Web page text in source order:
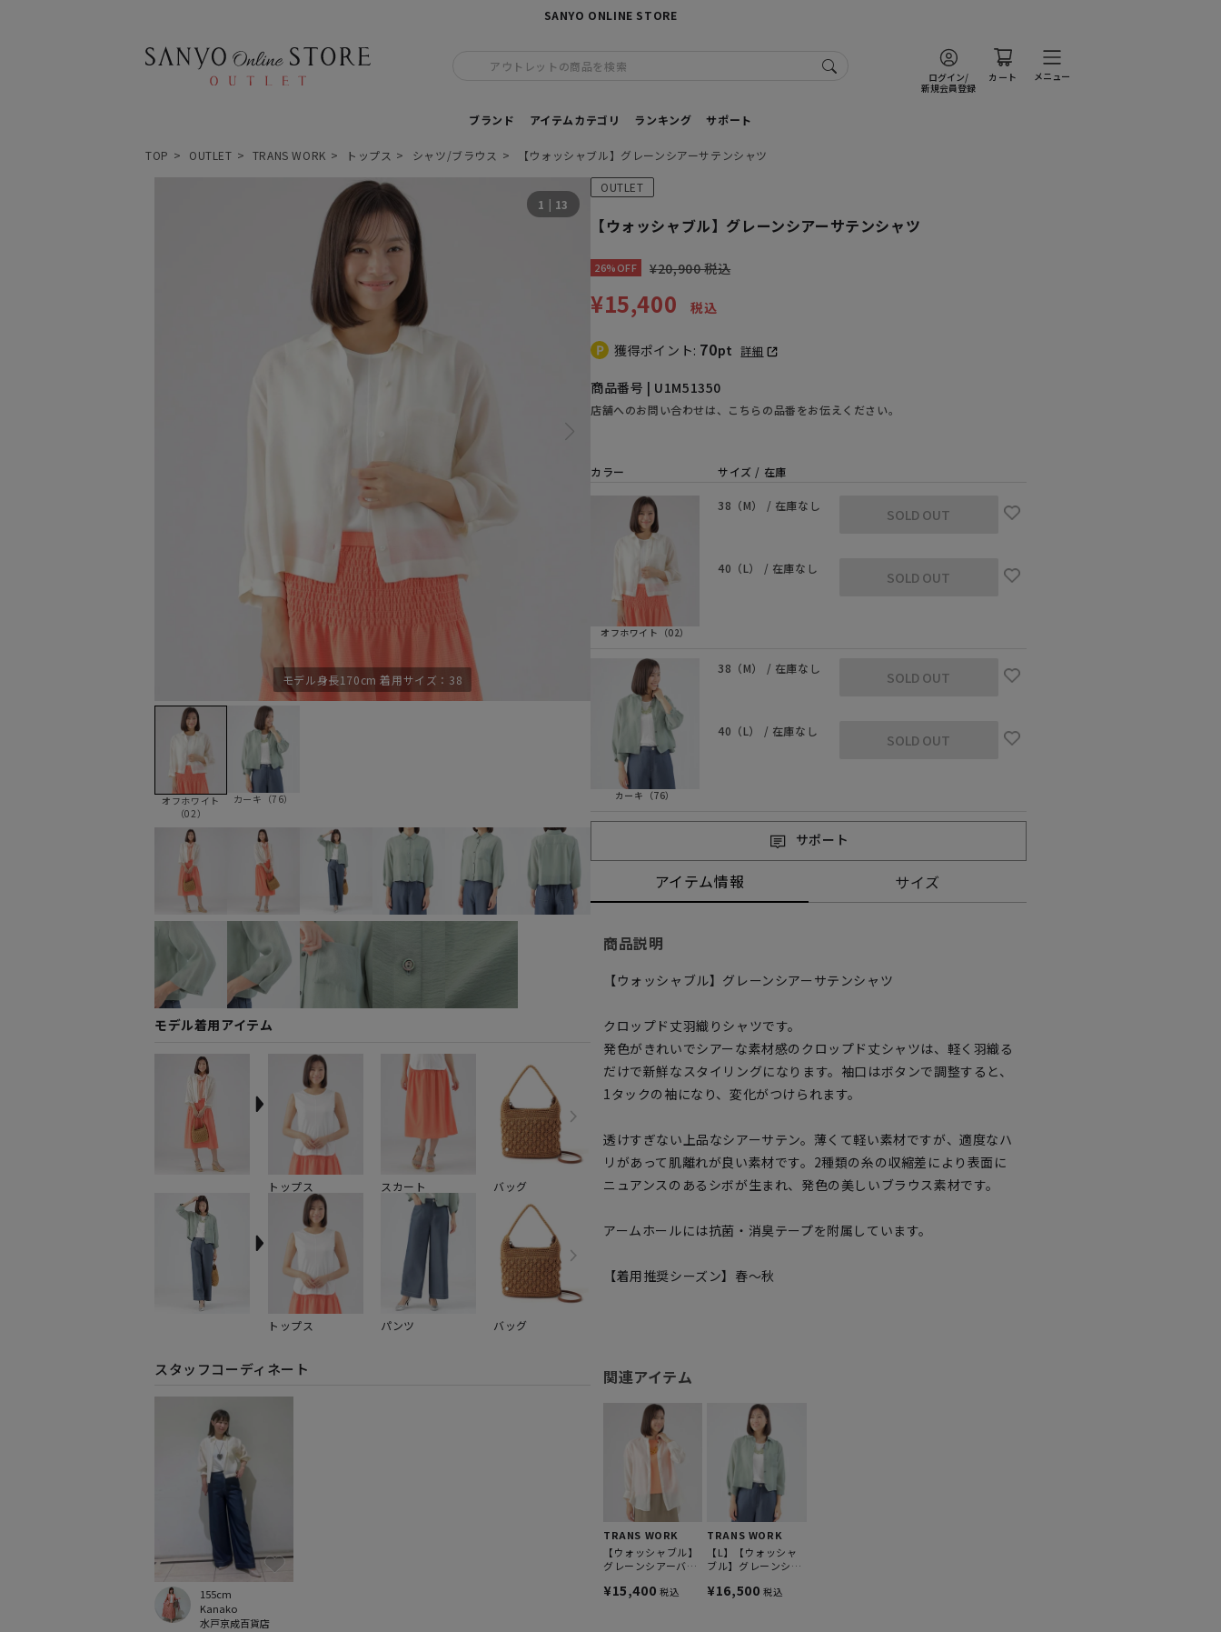
SANYO ONLINE STORE
アウトレットの商品を検索
ログイン/
新規会員登録
カート メニュー
ブランド アイテムカテゴリ ランキング サポート
TOP OUTLET TRANS WORK トップス シャツ/ブラウス 【ウォッシャブル】グレーンシアーサテンシャツ
モデル身長170cm 着用サイズ：38 モデル身長170cm 着用サイズ：38
1 | 13
オフホワイト
（02）
カーキ（76）
モデル着用アイテム
トップス スカート バッグ 雑貨
トップス パンツ バッグ
スタッフコーディネート
水戸京成百貨店
Kanako
155cm
OUTLET
【ウォッシャブル】グレーンシアーサテンシャツ
26%OFF ¥20,900 税込
¥15,400 税込
獲得ポイント: 70pt 詳細
商品番号 | U1M51350
店舗へのお問い合わせは、こちらの品番をお伝えください。
カラー サイズ / 在庫
オフホワイト（02）
38（M） / 在庫なし SOLD OUT
40（L） / 在庫なし SOLD OUT
カーキ（76）
38（M） / 在庫なし SOLD OUT
40（L） / 在庫なし SOLD OUT
サポート
アイテム情報 サイズ
商品説明
【ウォッシャブル】グレーンシアーサテンシャツ
クロップド丈羽織りシャツです。
発色がきれいでシアーな素材感のクロップド丈シャツは、軽く羽織る
だけで新鮮なスタイリングになります。袖口はボタンで調整すると、
1タックの袖になり、変化がつけられます。
透けすぎない上品なシアーサテン。薄くて軽い素材ですが、適度なハ
リがあって肌離れが良い素材です。2種類の糸の収縮差により表面に
ニュアンスのあるシボが生まれ、発色の美しいブラウス素材です。
アームホールには抗菌・消臭テープを附属しています。
【着用推奨シーズン】春～秋
関連アイテム
TRANS WORK
【ウォッシャブル】
グレーンシアーバン
¥15,400 税込
TRANS WORK
【L】【ウォッシャ
ブル】グレーンシア
¥16,500 税込